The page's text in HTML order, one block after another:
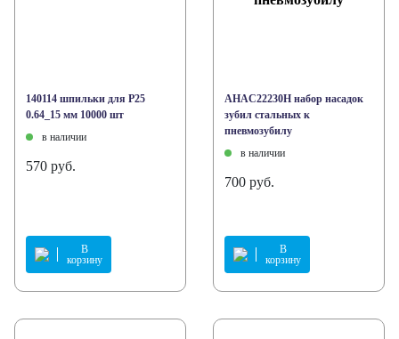
140114 шпильки для Р25
0.64_15 мм 10000 шт
в наличии
570 руб.
В
корзину
AHAC22230H набор насадок
зубил стальных к
пневмозубилу
в наличии
700 руб.
В
корзину